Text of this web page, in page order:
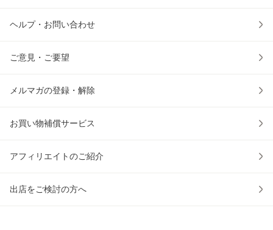
ヘルプ・お問い合わせ
ご意見・ご要望
メルマガの登録・解除
お買い物補償サービス
アフィリエイトのご紹介
出店をご検討の方へ